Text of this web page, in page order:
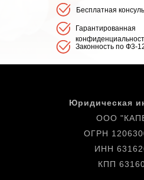
Бесплатная
Гарантированная
Законность по Ф3-
Юридическая
ООО
ОГРН
ИНН
КПП